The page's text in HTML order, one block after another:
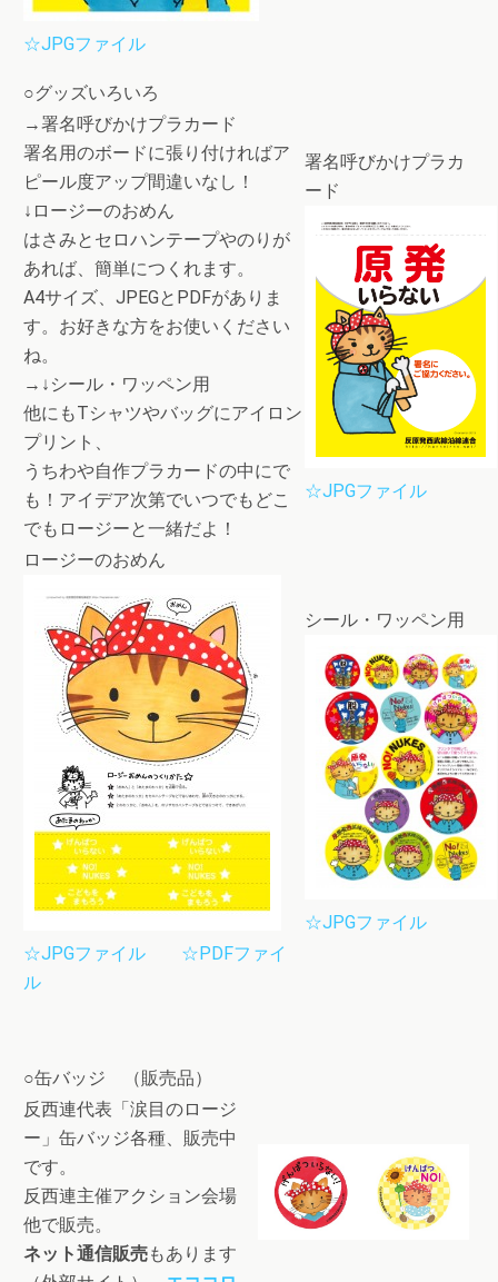
☆JPGファイル
○グッズいろいろ
→署名呼びかけプラカード
署名用のボードに張り付ければア
ピール度アップ間違いなし！
↓ ロージーのおめん
はさみとセロハンテープやのりが
あれば、簡単につくれます。
A4サイズ、JPEGとPDFがありま
す。お好きな方をお使いください
ね。
→↓ シール・ワッペン用
他にもTシャツやバッグにアイロン
プリント、
うちわや自作プラカードの中にで
も！アイデア次第でいつでもどこ
でもロージーと一緒だよ！
署名呼びかけプラカ
ード
☆JPGファイル
ロージーのおめん
☆JPGファイル
☆PDFファイ
ル
シール・ワッペン用
☆JPGファイル
○缶バッジ （販売品）
反西連代表「涙目のロージ
ー」缶バッジ各種、販売中
です。
反西連主催アクション会場
他で販売。
ネット通信販売もあります